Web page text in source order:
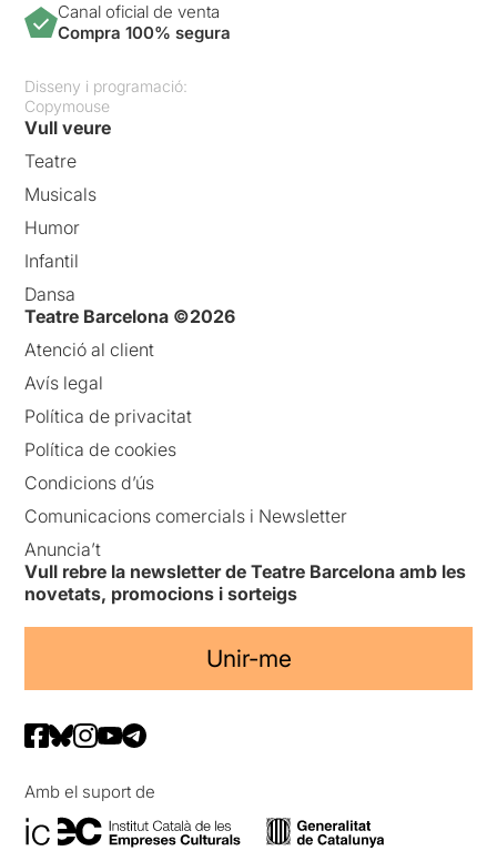
Canal oficial de venta
Compra 100% segura
Disseny i programació:
Copymouse
Vull veure
Teatre
Musicals
Humor
Infantil
Dansa
Teatre Barcelona ©2026
Atenció al client
Avís legal
Política de privacitat
Política de cookies
Condicions d’ús
Comunicacions comercials i Newsletter
Anuncia’t
Vull rebre la newsletter de Teatre Barcelona amb les
novetats, promocions i sorteigs
Unir-me
Amb el suport de